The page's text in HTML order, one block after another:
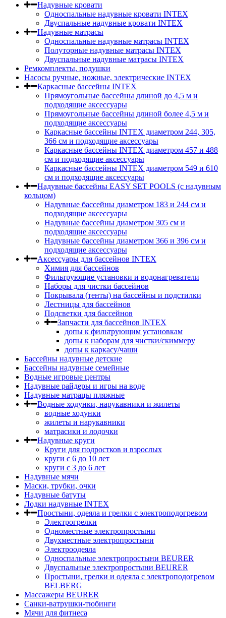
Надувные кровати
Односпальные надувные кровати INTEX
Двуспальные надувные кровати INTEX
Надувные матрасы
Односпальные надувные матрасы INTEX
Полуторные надувные матрасы INTEX
Двуспальные надувные матрасы INTEX
Ремкомплекты, подушки
Насосы ручные, ножные, электрические INTEX
Каркасные бассейны INTEX
Прямоугольные бассейны длиной до 4,5 м и
подходящие аксессуары
Прямоугольные бассейны длиной более 4,5 м и
подходящие аксессуары
Каркасные бассейны INTEX диаметром 244, 305,
366 см и подходящие аксессуары
Каркасные бассейны INTEX диаметром 457 и 488
cм и подходящие аксессуары
Каркасные бассейны INTEX диаметром 549 и 610
см и подходящие аксессуары
Надувные бассейны EASY SET POOLS (с надувным
кольцом)
Надувные бассейны диаметром 183 и 244 см и
подходящие аксессуары
Надувные бассейны диаметром 305 см и
подходящие аксессуары
Надувные бассейны диаметром 366 и 396 см и
подходящие аксессуары
Аксессуары для бассейнов INTEX
Химия для бассейнов
Фильтрующие установки и водонагреватели
Наборы для чистки бассейнов
Покрывала (тенты) на бассейны и подстилки
Лестницы для бассейнов
Подсветки для бассейнов
Запчасти для бассейнов INTEX
допы к фильтрующим установкам
допы к наборам для чистки/скиммеру
допы к каркасу/чаши
Бассейны надувные детские
Бассейны надувные семейные
Водные игровые центры
Надувные райдеры и игры на воде
Надувные матрацы пляжные
Водные ходунки, нарукавники и жилеты
водные ходунки
жилеты и нарукавники
матрасики и лодочки
Надувные круги
Круги для подростков и взрослых
круги с 6 до 10 лет
круги c 3 до 6 лет
Надувные мячи
Маски, трубки, очки
Надувные батуты
Лодки надувные INTEX
Простыни, одеяла и грелки с электроподогревом
Электрогрелки
Одноместные электропростыни
Двухместные электропростыни
Электроодеяла
Односпальные электропростыни BEURER
Двуспальные электропростыни BEURER
Простыни, грелки и одеяла с электроподогревом
BELBERG
Массажеры BEURER
Санки-ватрушки-тюбинги
Мячи для фитнеса